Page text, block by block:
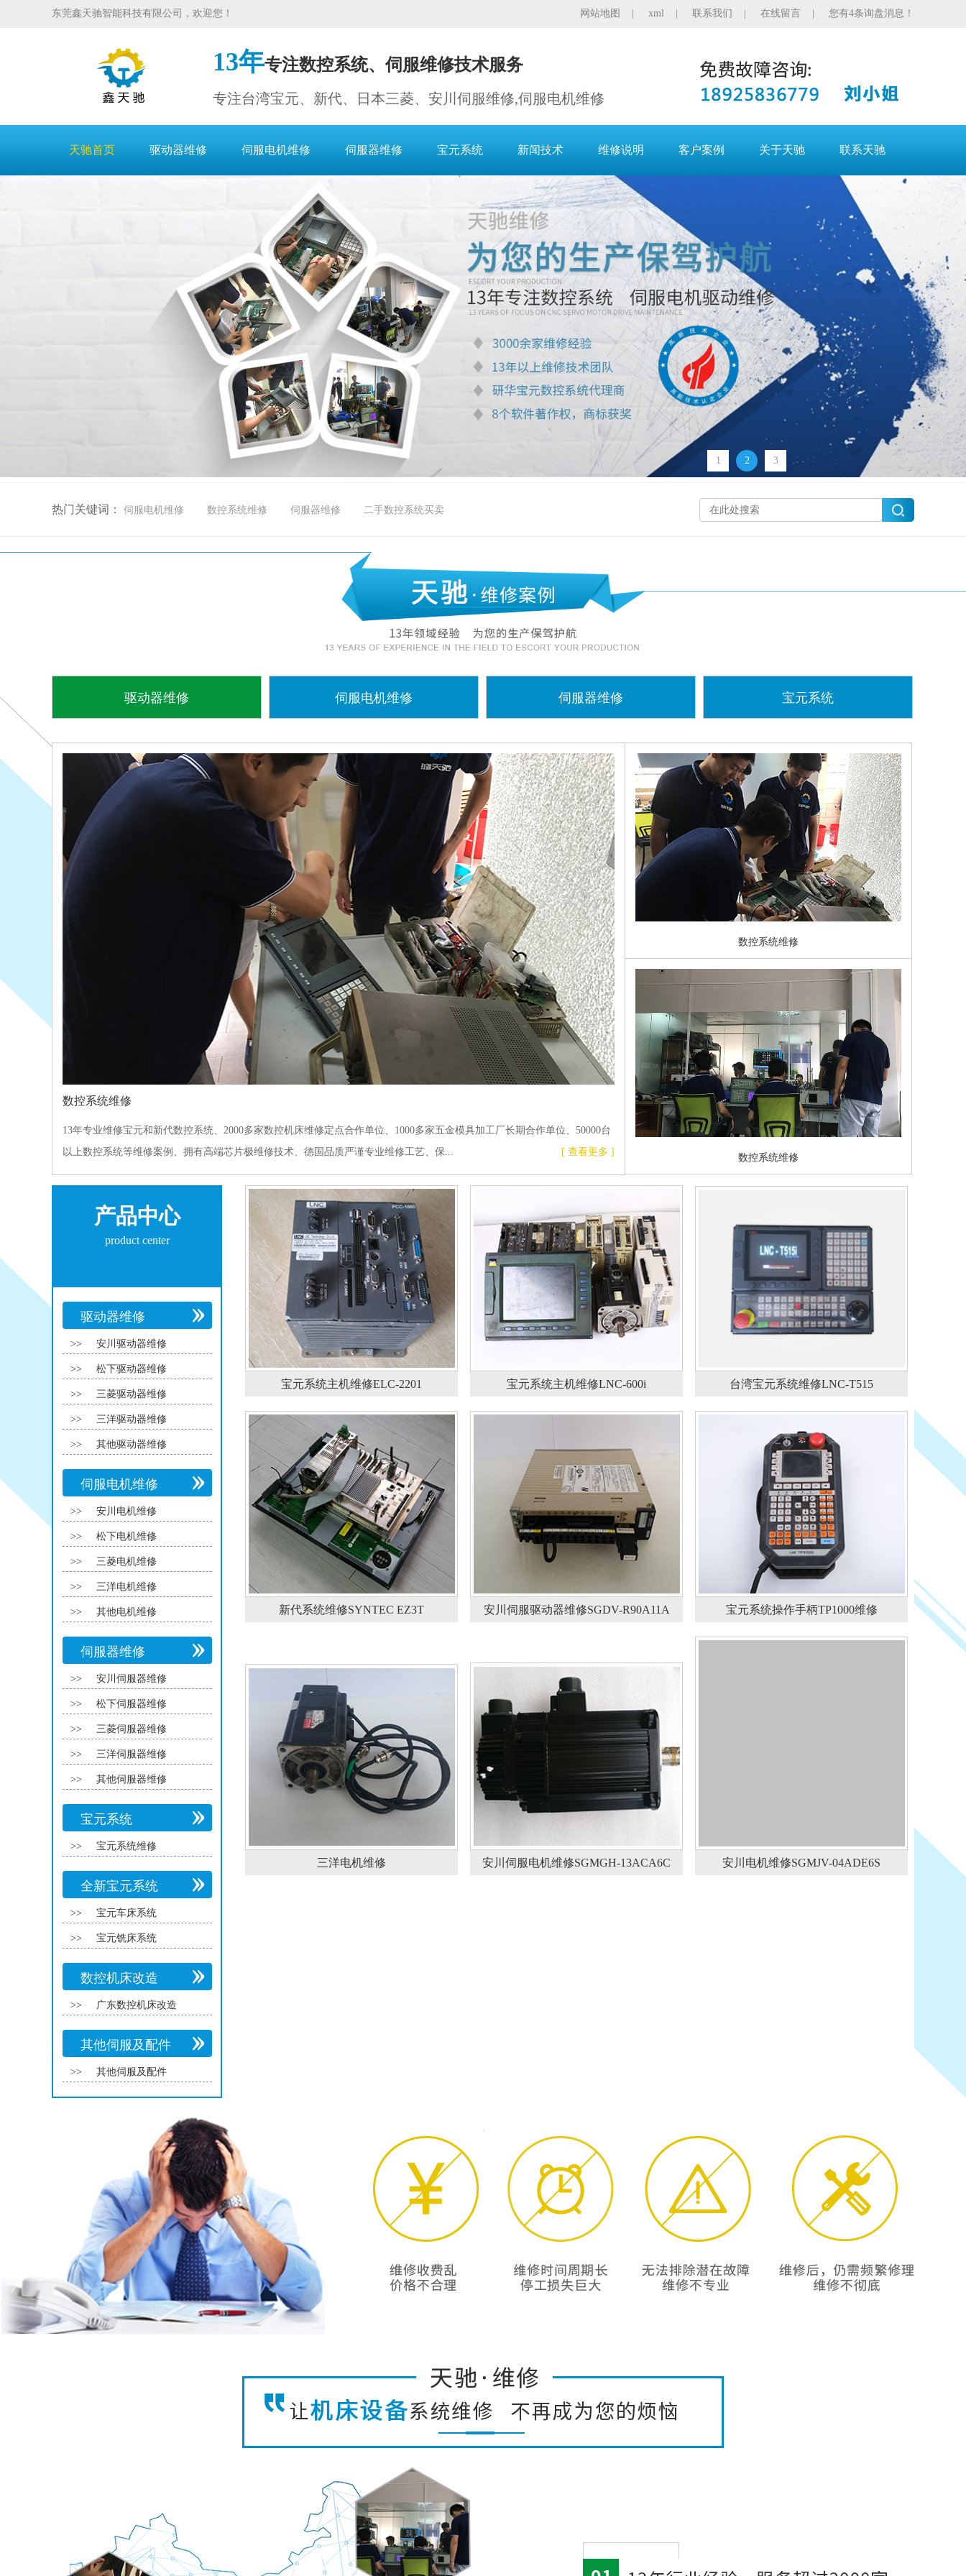
东莞鑫天驰智能科技有限公司，欢迎您！ 网站地图 xml 联系我们 在线留言 您有4条询盘消息！
13年专注数控系统、伺服维修技术服务
专注台湾宝元、新代、日本三菱、安川伺服维修,伺服电机维修
天驰首页 驱动器维修 伺服电机维修 伺服器维修 宝元系统 新闻技术 维修说明 客户案例 关于天驰 联系天驰
1 2 3
热门关键词： 伺服电机维修 数控系统维修 伺服器维修 二手数控系统买卖
驱动器维修 伺服电机维修 伺服器维修 宝元系统
数控系统维修
13年专业维修宝元和新代数控系统、2000多家数控机床维修定点合作单位、1000多家五金模具加工厂长期合作单位、50000台
以上数控系统等维修案例、拥有高端芯片极维修技术、德国品质严谨专业维修工艺、保...
[ 查看更多 ]
数控系统维修
数控系统维修
产品中心
product center
驱动器维修
>> 安川驱动器维修
>> 松下驱动器维修
>> 三菱驱动器维修
>> 三洋驱动器维修
>> 其他驱动器维修
伺服电机维修
>> 安川电机维修
>> 松下电机维修
>> 三菱电机维修
>> 三洋电机维修
>> 其他电机维修
伺服器维修
>> 安川伺服器维修
>> 松下伺服器维修
>> 三菱伺服器维修
>> 三洋伺服器维修
>> 其他伺服器维修
宝元系统
>> 宝元系统维修
全新宝元系统
>> 宝元车床系统
>> 宝元铣床系统
数控机床改造
>> 广东数控机床改造
其他伺服及配件
>> 其他伺服及配件
宝元系统主机维修ELC-2201 宝元系统主机维修LNC-600i 台湾宝元系统维修LNC-T515
新代系统维修SYNTEC EZ3T 安川伺服驱动器维修SGDV-R90A11A 宝元系统操作手柄TP1000维修
三洋电机维修 安川伺服电机维修SGMGH-13ACA6C 安川电机维修SGMJV-04ADE6S